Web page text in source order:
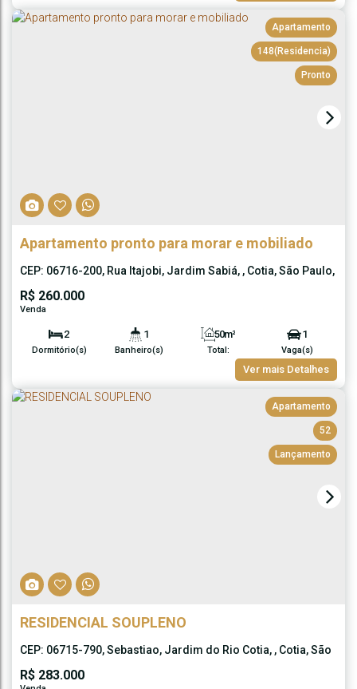
148(Residencia)
Apartamento
Pronto
Apartamento pronto para morar e mobiliado
R$ 260.000
CEP: 06716-200, Rua Itajobi, Jardim Sabiá , Cotia,São Paulo,
2
Dormitório(s)
1
Banheiro(s) Total:
50m² 1
Vaga(s)
Ver mais Detalhes
52
Apartamento
Lançamento
RESIDENCIAL SOUPLENO
R$ 283.000
CEP: 06715-790,Sebastiao, Jardim do Rio Cotia , Cotia,São